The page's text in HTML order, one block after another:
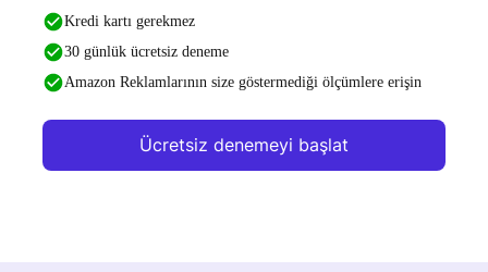
Kredi kartı gerekmez
30 günlük ücretsiz deneme
Amazon Reklamlarının size göstermediği ölçümlere erişin
Ücretsiz denemeyi başlat